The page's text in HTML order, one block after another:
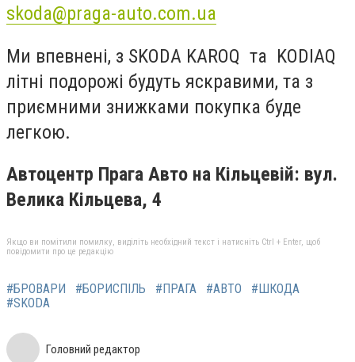
skoda@praga-auto.com.ua
Ми впевнені, з SKODA KAROQ та KODIAQ
літні подорожі будуть яскравими, та з
приємними знижками покупка буде
легкою.
Автоцентр Прага Авто на Кільцевій: вул.
Велика Кільцева, 4
Якщо ви помітили помилку, виділіть необхідний текст і натисніть Ctrl + Enter, щоб
повідомити про це редакцію
#БРОВАРИ #БОРИСПІЛЬ #ПРАГА #АВТО
#ШКОДА
#SKODA
Головний редактор